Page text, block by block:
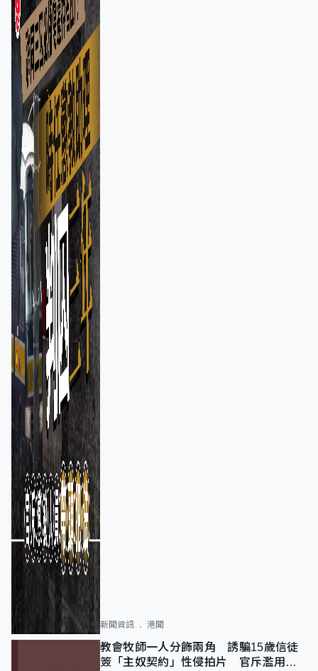
新聞資訊 港聞
教會牧師一人分飾兩角 誘騙15歲信徒
簽「主奴契約」性侵拍片 官斥濫用教